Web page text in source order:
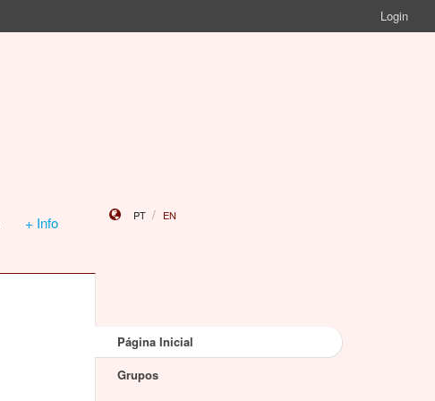
Login
+ Info PT EN
Página Inicial
Grupos